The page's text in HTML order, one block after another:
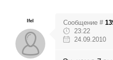
Ifel Сообщение #
23:22
24.09.2010